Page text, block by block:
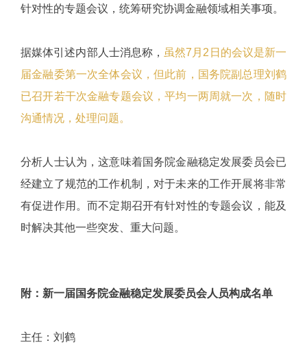
针对性的专题会议，统筹研究协调金融领域相关事项。
据媒体引述内部人士消息称， 虽然7月2日的会议是新一
届金融委第一次全体会议，但此前，国务院副总理刘鹤
已召开若干次金融专题会议，平均一两周就一次，随时
沟通情况，处理问题。
分析人士认为，这意味着国务院金融稳定发展委员会已
经建立了规范的工作机制，对于未来的工作开展将非常
有促进作用。而不定期召开有针对性的专题会议，能及
时解决其他一些突发、重大问题。
附：新一届国务院金融稳定发展委员会人员构成名单
主任：刘鹤